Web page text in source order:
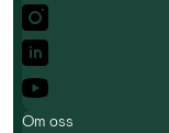
Om oss